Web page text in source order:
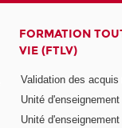
FORMATION
VIE (FTLV)
Validation des
Unité
Unité